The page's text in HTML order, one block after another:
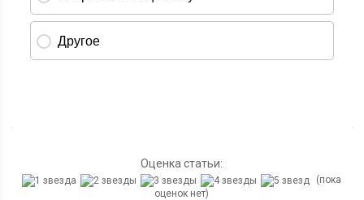
Оценка статьи:
(пока
оценок нет)